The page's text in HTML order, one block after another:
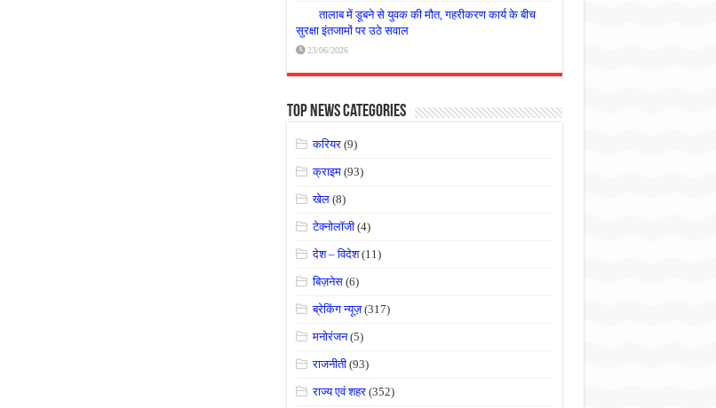
तालाब में डूबने से युवक की मौत, गहरीकरण कार्य के बीच
सुरक्षा इंतजामों पर उठे सवाल
23/06/2026
Top News Categories
करियर (9)
क्राइम (93)
खेल (8)
टेक्नोलॉजी (4)
देश – विदेश(11)
बिज़नेस (6)
ब्रेकिंग न्यूज़(317)
मनोरंजन(5)
राजनीती (93)
राज्य एवं शहर (352)